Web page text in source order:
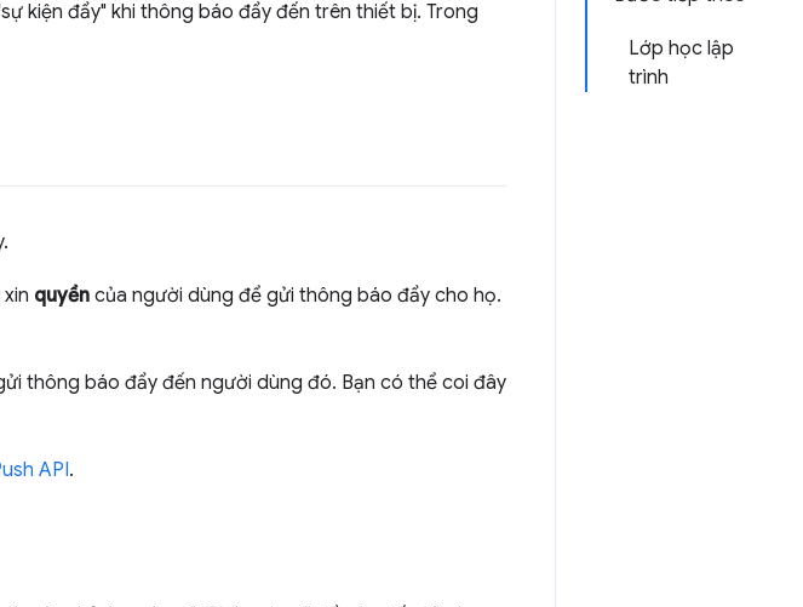
Lớp học lập
trình
kiện đẩy" khi thông báo đẩy đến trên thiết bị. Trong
quyền của người dùng để gửi thông báo đẩy cho họ.
thông báo đẩy đến người dùng đó. Bạn có thể coi đây
API.